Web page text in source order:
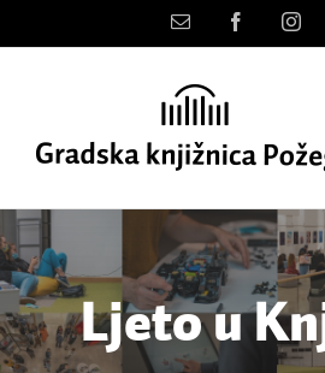
to
Kontakt Facebook
Ljeto u